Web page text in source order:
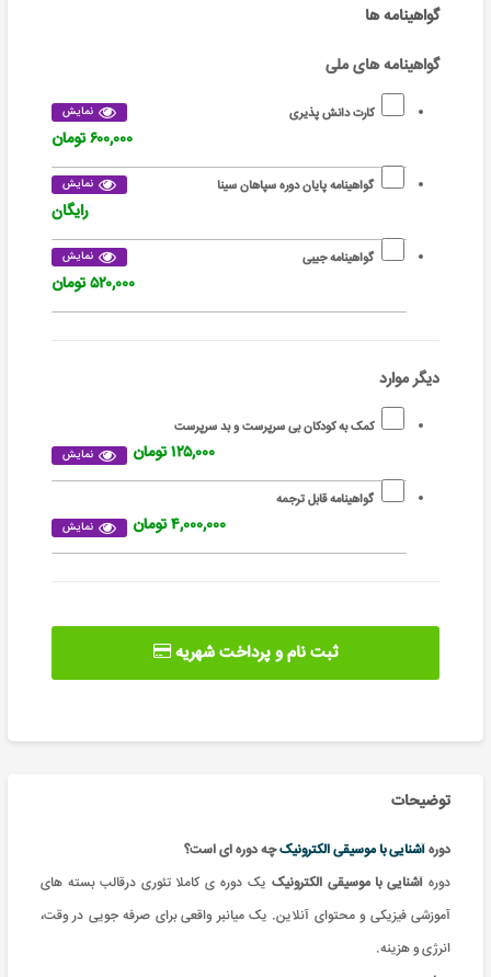
گواهینامه ها
گواهینامه های ملی
کارت دانش پذیری نمایش
۶۰۰,۰۰۰ تومان
گواهینامه پایان دوره سپاهان سینا نمایش
رایگان
گواهینامه جیبی نمایش
۵۲۰,۰۰۰ تومان
دیگر موارد
کمک به کودکان بی سرپرست و بد سرپرست
نمایش ۱۲۵,۰۰۰ تومان
گواهینامه قابل ترجمه
نمایش ۴,۰۰۰,۰۰۰ تومان
ثبت نام و پرداخت شهریه
توضیحات
دورهآشنایی با موسیقی الکترونیکچه دوره ای است؟
دوره آشنایی با موسیقی الکترونیک یک دوره ی کاملا تئوری درقالب بسته های
آموزشی فیزیکی و محتوای آنلاین. یک میانبر واقعی برای صرفه جویی در وقت،
انرژی و هزینه.